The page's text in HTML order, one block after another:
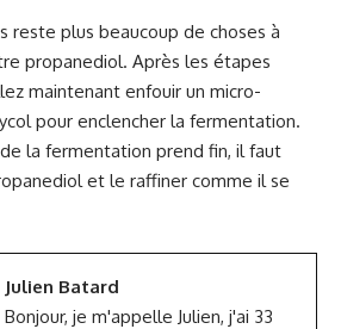
reste plus beaucoup de choses à
propanediol. Après les étapes
maintenant enfouir un micro-
pour enclencher la fermentation.
la fermentation prend fin, il faut
et le raffiner comme il se
Julien Batard
Bonjour, je m'appelle Julien, j'ai 33